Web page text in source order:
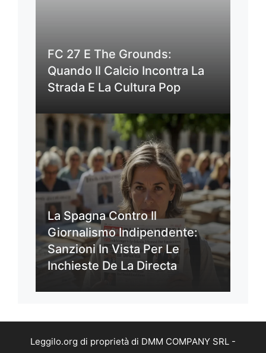
FC 27 E The Grounds:
Quando Il Calcio Incontra La
Strada E La Cultura Pop
La Spagna Contro Il
Giornalismo Indipendente:
Sanzioni In Vista Per Le
Inchieste De La Directa
Leggilo.org di proprietà di DMM COMPANY SRL -